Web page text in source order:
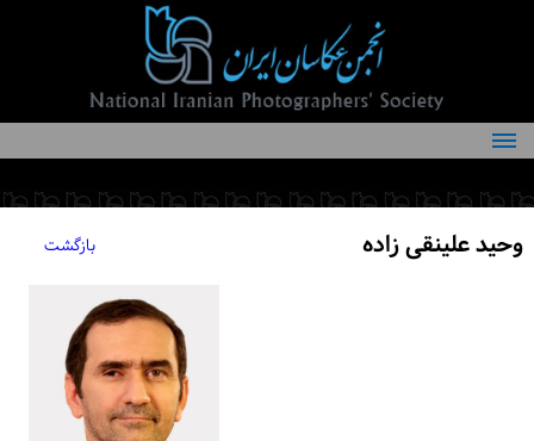
درباره انجمن
کمیته‌های انجمن
وحید علینقی زاده بازگشت